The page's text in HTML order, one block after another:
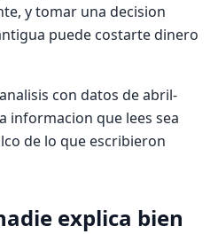
y tomar una decision
puede costarte dinero
con datos de abril-
informacion que lees sea
de lo que escribieron
explica bien